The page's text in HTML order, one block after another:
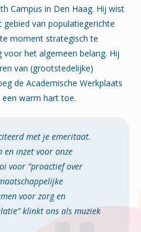
Campus in Den Haag. Hij wist
van populatiegerichte
moment strategisch te
het algemeen belang. Hij
van (grootstedelijke)
de Academische Werkplaats
een warm hart toe.
met je emeritaat.
en inzet voor onze
voor “proactief over
voor zorg en
klinkt ons als muziek